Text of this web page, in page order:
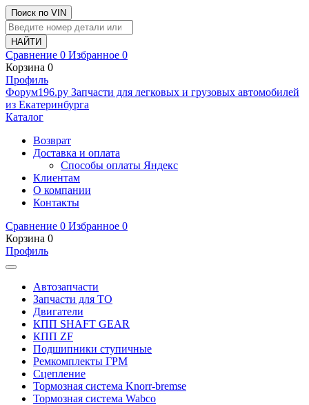
Поиск по VIN
Сравнение 0 Избранное 0
Корзина 0
Профиль
Фoрум196.ру Запчасти для легковых и грузовых автомобилей
из Екатеринбурга
Каталог
Возврат
Доставка и оплата
Способы оплаты Яндекс
Клиентам
О компании
Контакты
Сравнение 0 Избранное 0
Корзина 0
Профиль
Автозапчасти
Запчасти для ТО
Двигатели
КПП SHAFT GEAR
КПП ZF
Подшипники ступичные
Ремкомплекты ГРМ
Сцепление
Тормозная система Knorr-bremse
Тормозная система Wabco